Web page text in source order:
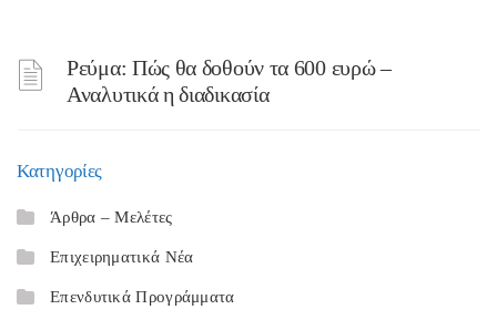
Ρεύμα: Πώς θα δοθούν τα 600 ευρώ –
Αναλυτικά η διαδικασία
Κατηγορίες
Άρθρα – Μελέτες
Επιχειρηματικά Νέα
Επενδυτικά Προγράμματα